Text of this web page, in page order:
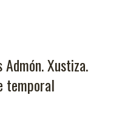
Xustiza.
temporal